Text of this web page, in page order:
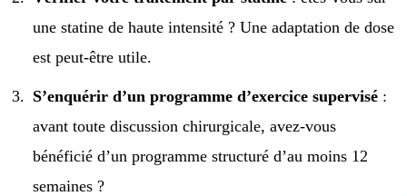
une statine de haute intensité ? Une adaptation de dose
est peut-être utile.
S’enquérir d’un programme d’exercice supervisé :
avant toute discussion chirurgicale, avez-vous
bénéficié d’un programme structuré d’au moins 12
semaines ?